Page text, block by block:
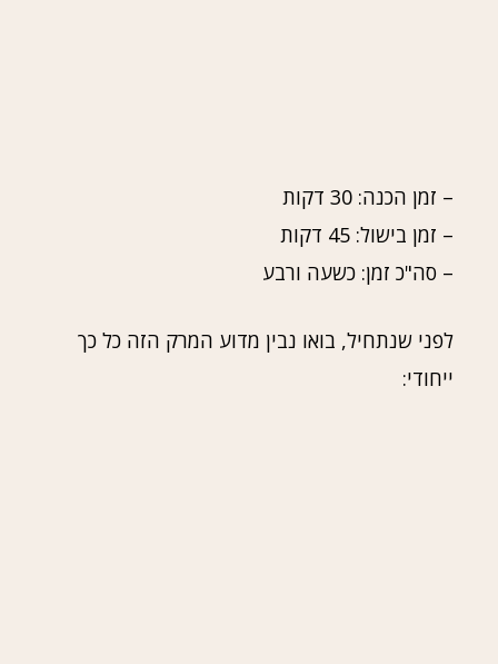
– זמן הכנה: 30 דקות
– זמן בישול: 45 דקות
– סה"כ זמן: כשעה ורבע
לפני שנתחיל, בואו נבין מדוע המרק הזה כל כך
ייחודי: